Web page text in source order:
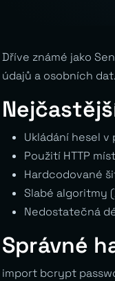
Dříve známé jako
údajů a osobních
Ukládání hesel v
Použití HTTP
Hardcodované
Slabé algoritmy
Nedostatečná
Správné
import bcrypt